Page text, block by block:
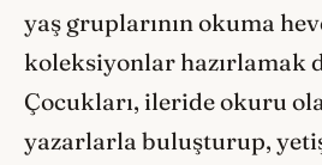
yaş gruplarının okuma
koleksiyonlar hazırlamak
Çocukları, ileride okuru
yazarlarla buluşturup,